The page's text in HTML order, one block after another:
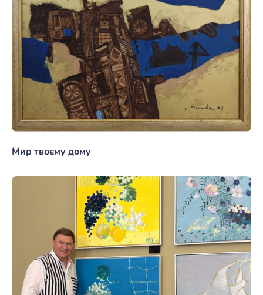
Мир твоєму дому